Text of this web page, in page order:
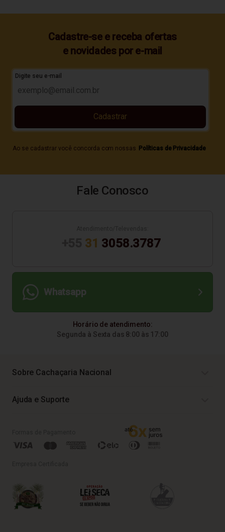
Cadastre-se e receba ofertas
e novidades por e-mail
Digite seu e-mail
Ao se cadastrar você concorda com nossas Políticas de Privacidade
Cadastrar
Fale Conosco
31 3058.3787
Whatsapp
Horário de atendimento:
Segunda à Sexta das 8:00 às 17:00
Sobre Cachaçaria Nacional
Ajuda e Suporte